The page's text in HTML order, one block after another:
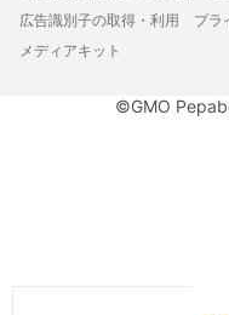
広告識別子の取得・利用
プラ
メディアキット
©GMO